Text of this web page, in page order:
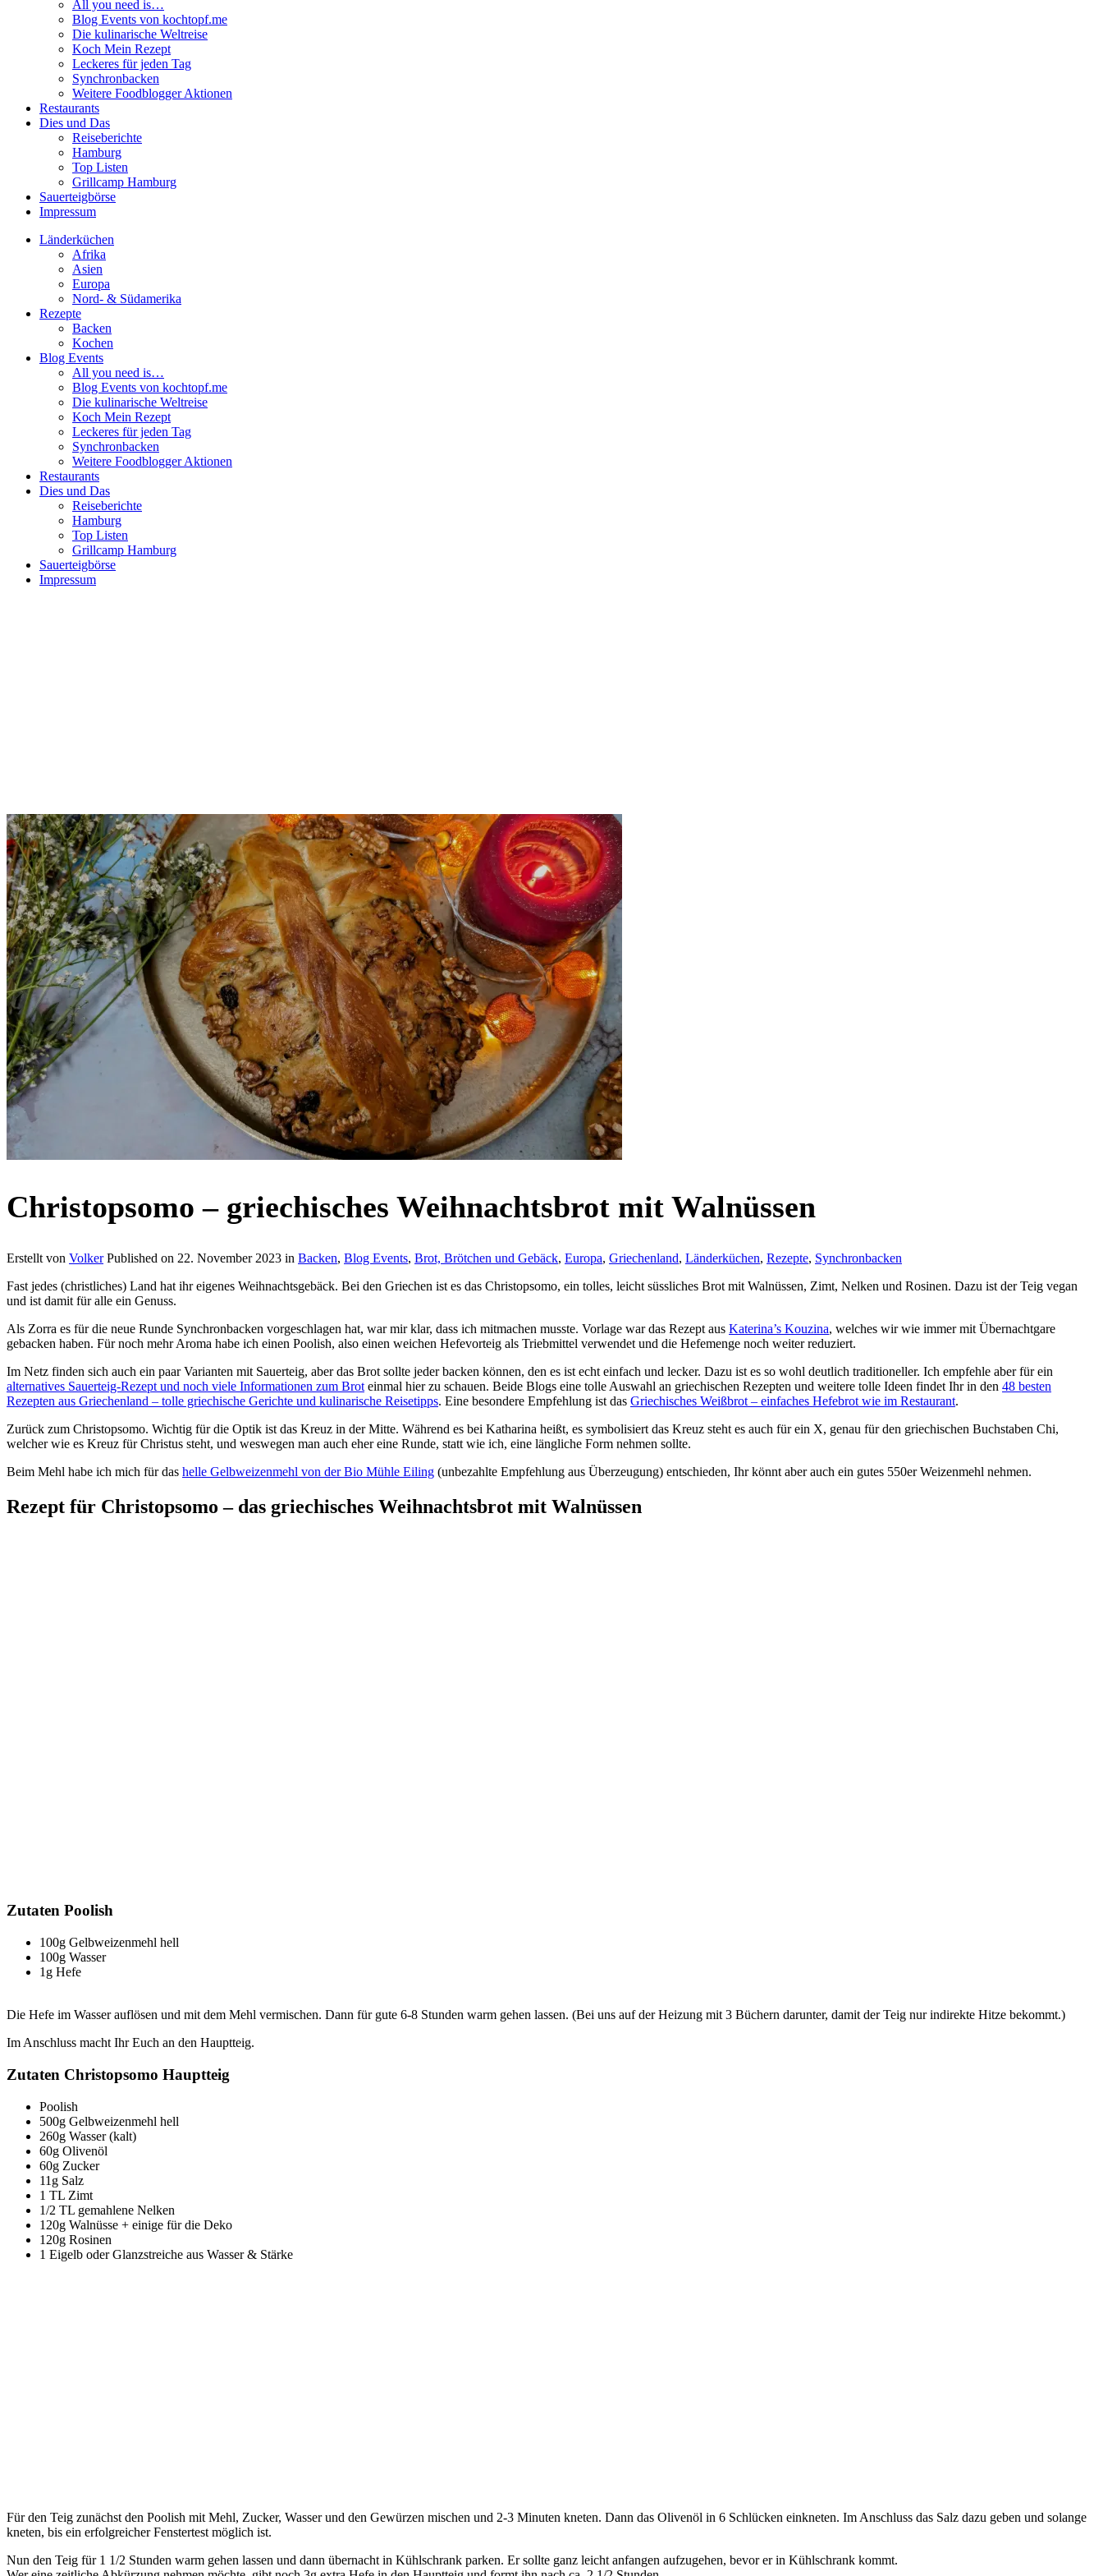
All you need is…
Blog Events von kochtopf.me
Die kulinarische Weltreise
Koch Mein Rezept
Leckeres für jeden Tag
Synchronbacken
Weitere Foodblogger Aktionen
Restaurants
Dies und Das
Reiseberichte
Hamburg
Top Listen
Grillcamp Hamburg
Sauerteigbörse
Impressum
Länderküchen
Afrika
Asien
Europa
Nord- & Südamerika
Rezepte
Backen
Kochen
Blog Events
All you need is…
Blog Events von kochtopf.me
Die kulinarische Weltreise
Koch Mein Rezept
Leckeres für jeden Tag
Synchronbacken
Weitere Foodblogger Aktionen
Restaurants
Dies und Das
Reiseberichte
Hamburg
Top Listen
Grillcamp Hamburg
Sauerteigbörse
Impressum
Christopsomo – griechisches Weihnachtsbrot mit Walnüssen
Erstellt von Volker Published on 22. November 2023 in Backen, Blog Events, Brot, Brötchen und Gebäck, Europa, Griechenland, Länderküchen, Rezepte, Synchronbacken
Fast jedes (christliches) Land hat ihr eigenes Weihnachtsgebäck. Bei den Griechen ist es das Christopsomo, ein tolles, leicht süssliches Brot mit Walnüssen, Zimt, Nelken und Rosinen. Dazu ist der Teig vegan
und ist damit für alle ein Genuss.
Als Zorra es für die neue Runde Synchronbacken vorgeschlagen hat, war mir klar, dass ich mitmachen musste. Vorlage war das Rezept aus Katerina’s Kouzina, welches wir wie immer mit Übernachtgare
gebacken haben. Für noch mehr Aroma habe ich einen Poolish, also einen weichen Hefevorteig als Triebmittel verwendet und die Hefemenge noch weiter reduziert.
Im Netz finden sich auch ein paar Varianten mit Sauerteig, aber das Brot sollte jeder backen können, den es ist echt einfach und lecker. Dazu ist es so wohl deutlich traditioneller. Ich empfehle aber für ein
alternatives Sauerteig-Rezept und noch viele Informationen zum Brot einmal hier zu schauen. Beide Blogs eine tolle Auswahl an griechischen Rezepten und weitere tolle Ideen findet Ihr in den 48 besten
Rezepten aus Griechenland – tolle griechische Gerichte und kulinarische Reisetipps. Eine besondere Empfehlung ist das Griechisches Weißbrot – einfaches Hefebrot wie im Restaurant.
Zurück zum Christopsomo. Wichtig für die Optik ist das Kreuz in der Mitte. Während es bei Katharina heißt, es symbolisiert das Kreuz steht es auch für ein X, genau für den griechischen Buchstaben Chi,
welcher wie es Kreuz für Christus steht, und weswegen man auch eher eine Runde, statt wie ich, eine längliche Form nehmen sollte.
Beim Mehl habe ich mich für das helle Gelbweizenmehl von der Bio Mühle Eiling (unbezahlte Empfehlung aus Überzeugung) entschieden, Ihr könnt aber auch ein gutes 550er Weizenmehl nehmen.
Rezept für Christopsomo – das griechisches Weihnachtsbrot mit Walnüssen
Zutaten Poolish
100g Gelbweizenmehl hell
100g Wasser
1g Hefe
Die Hefe im Wasser auflösen und mit dem Mehl vermischen. Dann für gute 6-8 Stunden warm gehen lassen. (Bei uns auf der Heizung mit 3 Büchern darunter, damit der Teig nur indirekte Hitze bekommt.)
Im Anschluss macht Ihr Euch an den Hauptteig.
Zutaten Christopsomo Hauptteig
Poolish
500g Gelbweizenmehl hell
260g Wasser (kalt)
60g Olivenöl
60g Zucker
11g Salz
1 TL Zimt
1/2 TL gemahlene Nelken
120g Walnüsse + einige für die Deko
120g Rosinen
1 Eigelb oder Glanzstreiche aus Wasser & Stärke
Für den Teig zunächst den Poolish mit Mehl, Zucker, Wasser und den Gewürzen mischen und 2-3 Minuten kneten. Dann das Olivenöl in 6 Schlücken einkneten. Im Anschluss das Salz dazu geben und solange
kneten, bis ein erfolgreicher Fenstertest möglich ist.
Nun den Teig für 1 1/2 Stunden warm gehen lassen und dann übernacht in Kühlschrank parken. Er sollte ganz leicht anfangen aufzugehen, bevor er in Kühlschrank kommt.